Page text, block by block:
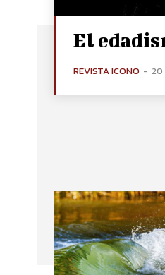
El
REVISTA ICONO - 20